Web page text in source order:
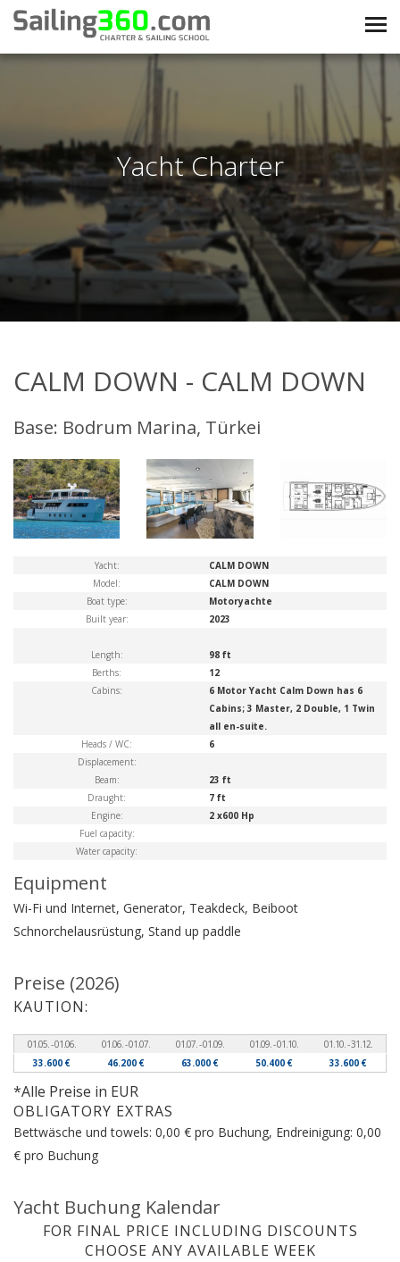
Yacht Charter
CALM DOWN - CALM DOWN
Base: Bodrum Marina, Türkei
Yacht:
CALM DOWN
Model:
CALM DOWN
Boat type:
Motoryachte
Built year:
2023
Length:
98 ft
Berths:
12
Cabins:
6 Motor Yacht Calm Down has 6
Cabins; 3 Master, 2 Double, 1 Twin
all en-suite.
Heads / WC:
6
Displacement:
Beam:
23 ft
Draught:
7 ft
Engine:
2 x600 Hp
Fuel capacity:
Water capacity:
Equipment
Wi-Fi und Internet, Generator, Teakdeck, Beiboot
Schnorchelausrüstung, Stand up paddle
Preise (2026)
KAUTION:
01.05. - 01.06. 01.06. - 01.07. 01.07. - 01.09. 01.09. - 01.10.
01.10. - 31.12.
33.600 €
46.200 € 63.000 € 50.400 € 33.600 €
*Alle Preise in EUR
OBLIGATORY EXTRAS
Bettwäsche und towels: 0,00 € pro Buchung, Endreinigung: 0,00
€ pro Buchung
Yacht Buchung Kalendar
FOR FINAL PRICE INCLUDING DISCOUNTS
CHOOSE ANY AVAILABLE WEEK